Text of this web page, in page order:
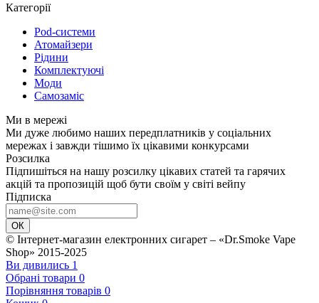
Категорії
Pod-системи
Атомайзери
Рідини
Комплектуючі
Моди
Самозаміс
Ми в мережі
Ми дуже любимо наших передплатників у соціальних
мережах і завжди тішимо їх цікавими конкурсами
Розсилка
Підпишіться на нашу розсилку цікавих статей та гарячих
акцій та пропозицій щоб бути своїм у світі вейпу
Підписка
ОК
© Інтернет-магазин електронних сигарет – «Dr.Smoke Vape
Shop» 2015-2025
Ви дивились 1
Обрані товари 0
Порівняння товарів 0